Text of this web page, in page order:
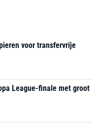
voor transfervrije
League-finale met groot